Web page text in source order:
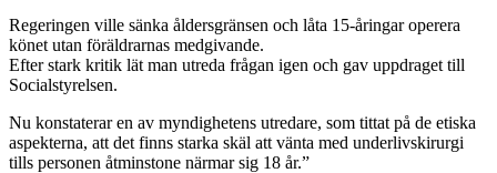
Regeringen ville sänka åldersgränsen och låta 15-åringar operera
könet utan föräldrarnas medgivande.
Efter stark kritik lät man utreda frågan igen och gav uppdraget till
Socialstyrelsen.
Nu konstaterar en av myndighetens utredare, som tittat på de etiska
aspekterna, att det finns starka skäl att vänta med underlivskirurgi
tills personen åtminstone närmar sig 18 år.”